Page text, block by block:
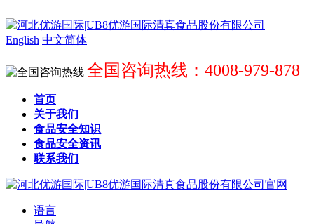
English 中文简体
全国咨询热线：4008-979-878
首页
关于我们
食品安全知识
食品安全资讯
联系我们
语言